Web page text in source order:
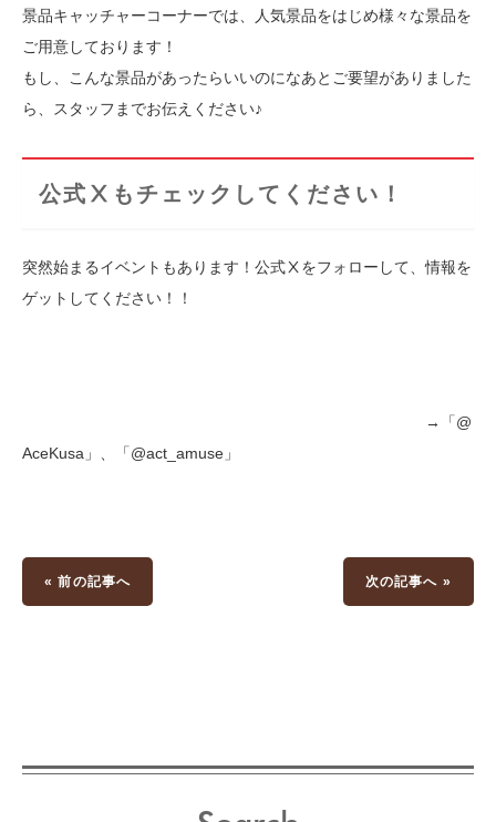
景品キャッチャーコーナーでは、人気景品をはじめ様々な景品を
ご用意しております！
もし、こんな景品があったらいいのになあとご要望がありました
ら、スタッフまでお伝えください♪
公式Ⅹもチェックしてください！
突然始まるイベントもあります！公式Ⅹをフォローして、情報を
ゲットしてください！！
→「@
AceKusa」、「@act_amuse」
« 前の記事へ 次の記事へ »